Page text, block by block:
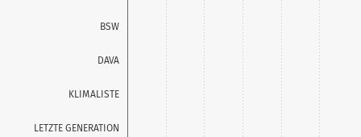
BSW
DAVA
KLIMALISTE
LETZTE GENERATION